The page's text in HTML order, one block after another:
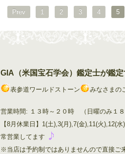
Prev 1 2 3 4 5
GIA（米国宝石学会）鑑定士が鑑
表参道ワールドストーン みなさまの
営業時間: １３時～２０時 （日曜のみ１８
【8月休業日】1(土),3(月),7(金),11(火),12(
常営業してます
※当店は予約制ではありませんので直接ご